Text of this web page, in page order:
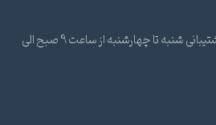
ساعات پاسخ گویی تلفنی و پشتیبانی شنبه تا چهارشنبه از ساعت 9 صبح الی